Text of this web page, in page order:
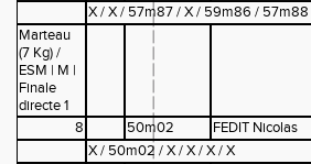
X / X / 57m87 / X / 59m86 / 57m88
Marteau
(7 Kg) /
ESM | M |
Finale
directe 1
8
50m02 FEDIT Nicolas
X / 50m02 / X / X / X / X